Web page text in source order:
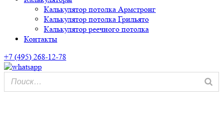
Калькулятор потолка Армстронг
Калькулятор потолка Грильято
Калькулятор реечного потолка
Контакты
+7 (495) 268-12-78